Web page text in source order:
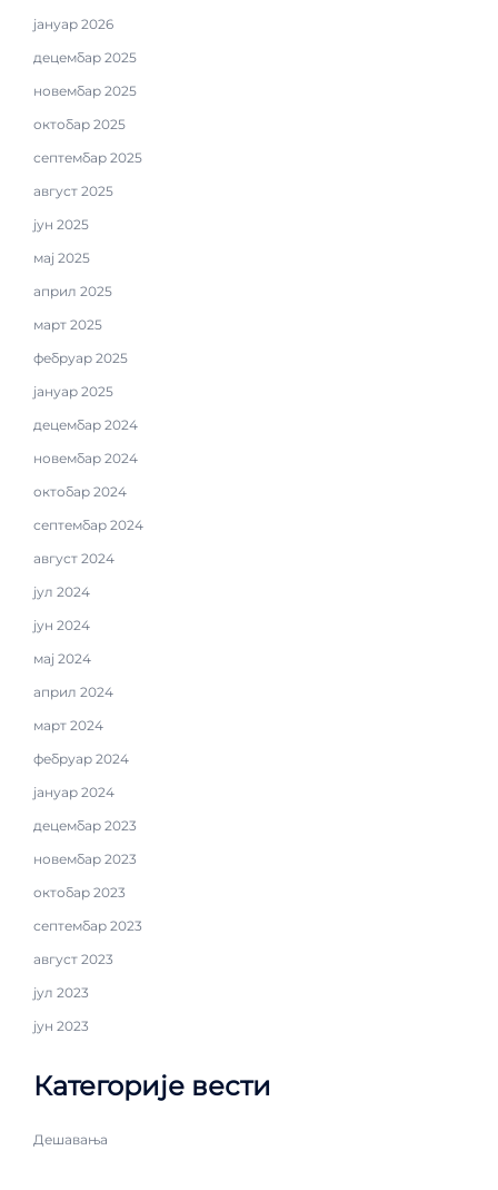
јануар 2026
децембар 2025
новембар 2025
октобар 2025
септембар 2025
август 2025
јун 2025
мај 2025
април 2025
март 2025
фебруар 2025
јануар 2025
децембар 2024
новембар 2024
октобар 2024
септембар 2024
август 2024
јул 2024
јун 2024
мај 2024
април 2024
март 2024
фебруар 2024
јануар 2024
децембар 2023
новембар 2023
октобар 2023
септембар 2023
август 2023
јул 2023
јун 2023
Категорије вести
Дешавања